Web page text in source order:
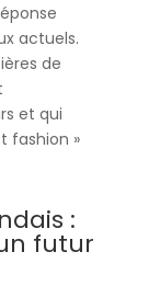
actuels.
de
et qui
fashion »
:
futur